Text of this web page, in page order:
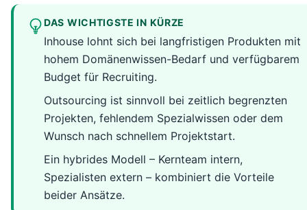
DAS WICHTIGSTE IN KÜRZE
Inhouse lohnt sich bei langfristigen Produkten mit
hohem Domänenwissen-Bedarf und verfügbarem
Budget für Recruiting.
Outsourcing ist sinnvoll bei zeitlich begrenzten
Projekten, fehlendem Spezialwissen oder dem
Wunsch nach schnellem Projektstart.
Ein hybrides Modell – Kernteam intern,
Spezialisten extern – kombiniert die Vorteile
beider Ansätze.